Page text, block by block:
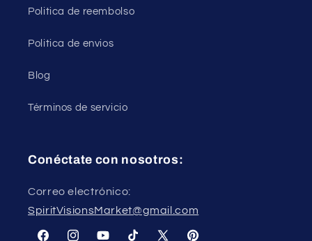
Politica de reembolso
Politica de envios
Blog
Términos de servicio
Conéctate con nosotros:
Correo electrónico:
SpiritVisionsMarket@gmail.com